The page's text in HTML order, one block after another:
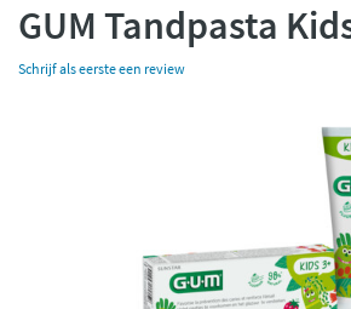
Betaal met Klarna
GUM Tandpasta
Schrijf als eerste een review